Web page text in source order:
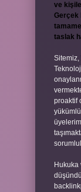
ve
Gerçek
taslak
Sitemiz,
proaktif
Hukuka